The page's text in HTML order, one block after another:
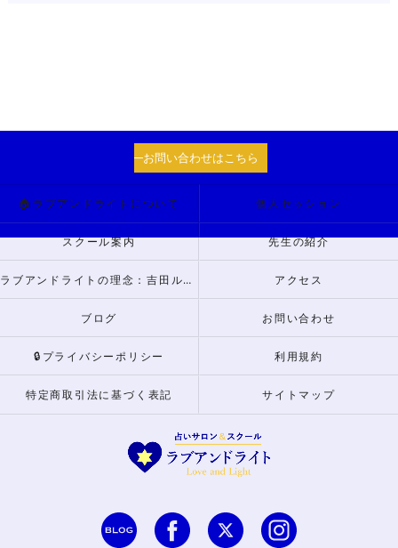
お問い合わせはこちら
🏠ラブアンドライトについて 個人セッション
スクール案内 先生の紹介
ラブアンドライトの理念：吉田ルナからのメッセージ アクセス
ブログ お問い合わせ
🔒プライバシーポリシー 利用規約
特定商取引法に基づく表記 サイトマップ